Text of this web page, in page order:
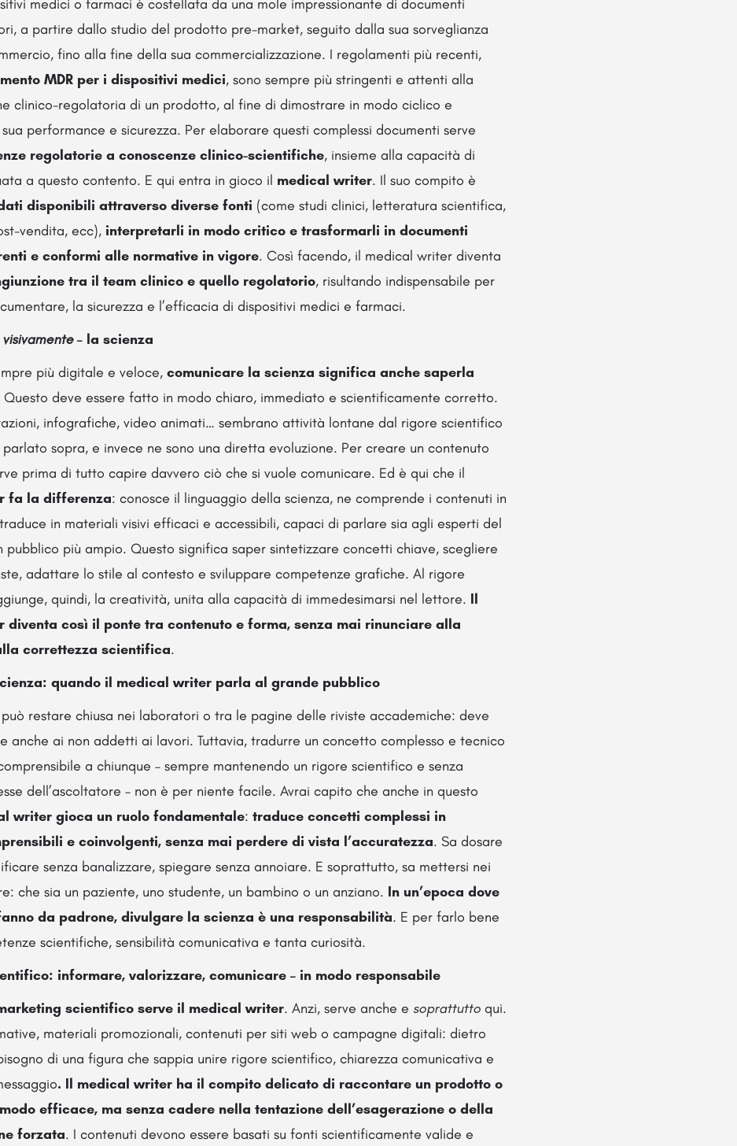
medici o farmaci è costellata da una mole impressionante di documenti
a partire dallo studio del prodotto pre-market, seguito dalla sua sorveglianza
fino alla fine della sua commercializzazione. I regolamenti più recenti,
MDR per i dispositivi medici, sono sempre più stringenti e attenti alla
clinico-regolatoria di un prodotto, al fine di dimostrare in modo ciclico e
performance e sicurezza. Per elaborare questi complessi documenti serve
regolatorie a conoscenze clinico-scientifiche, insieme alla capacità di
a questo contento. E qui entra in gioco il medical writer. Il suo compito è
disponibili attraverso diverse fonti (come studi clinici, letteratura scientifica,
vendita, ecc), interpretarli in modo critico e trasformarli in documenti
e conformi alle normative in vigore. Così facendo, il medical writer diventa
tra il team clinico e quello regolatorio, risultando indispensabile per
la sicurezza e l’efficacia di dispositivi medici e farmaci.
visivamente– la scienza
più digitale e veloce, comunicare la scienza significa anche saperla
Questo deve essere fatto in modo chiaro, immediato e scientificamente corretto.
infografiche, video animati… sembrano attività lontane dal rigore scientifico
sopra, e invece ne sono una diretta evoluzione. Per creare un contenuto
prima di tutto capire davvero ciò che si vuole comunicare. Ed è qui che il
fa la differenza: conosce il linguaggio della scienza, ne comprende i contenuti in
in materiali visivi efficaci e accessibili, capaci di parlare sia agli esperti del
pubblico più ampio. Questo significa saper sintetizzare concetti chiave, scegliere
adattare lo stile al contesto e sviluppare competenze grafiche. Al rigore
quindi, la creatività, unita alla capacità di immedesimarsi nel lettore. Il
diventa così il ponte tra contenuto e forma, senza mai rinunciare alla
correttezza scientifica.
quando il medical writer parla al grande pubblico
può restare chiusa nei laboratori o tra le pagine delle riviste accademiche: deve
anche ai non addetti ai lavori. Tuttavia, tradurre un concetto complesso e tecnico
a chiunque – sempre mantenendo un rigore scientifico e senza
dell’ascoltatore – non è per niente facile. Avrai capito che anche in questo
writer gioca un ruolo fondamentale: traduce concetti complessi in
e coinvolgenti, senza mai perdere di vista l’accuratezza. Sa dosare
senza banalizzare, spiegare senza annoiare. E soprattutto, sa mettersi nei
che sia un paziente, uno studente, un bambino o un anziano. In un’epoca dove
da padrone, divulgare la scienza è una responsabilità. E per farlo bene
scientifiche, sensibilità comunicativa e tanta curiosità.
informare, valorizzare, comunicare – in modo responsabile
scientifico serve il medical writer. Anzi, serve anche e soprattutto qui.
materiali promozionali, contenuti per siti web o campagne digitali: dietro
di una figura che sappia unire rigore scientifico, chiarezza comunicativa e
. Il medical writer ha il compito delicato di raccontare un prodotto o
efficace, ma senza cadere nella tentazione dell’esagerazione o della
forzata. I contenuti devono essere basati su fonti scientificamente valide e